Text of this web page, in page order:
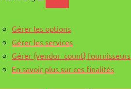
Gérer les options
Gérer les services
Gérer {vendor_count} fournisseurs
En savoir plus sur ces finalités